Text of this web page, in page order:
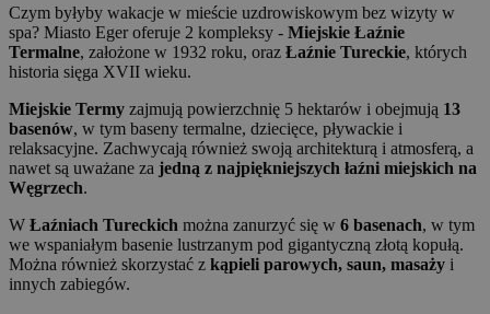
Czym byłyby wakacje w mieście uzdrowiskowym bez wizyty w
spa? Miasto Eger oferuje 2 kompleksy - Miejskie Łaźnie
Termalne, założone w 1932 roku, oraz Łaźnie Tureckie, których
historia sięga XVII wieku.
Miejskie Termy zajmują powierzchnię 5 hektarów i obejmują 13
basenów, w tym baseny termalne, dziecięce, pływackie i
relaksacyjne. Zachwycają również swoją architekturą i atmosferą, a
nawet są uważane za jedną z najpiękniejszych łaźni miejskich na
Węgrzech.
W Łaźniach Tureckich można zanurzyć się w 6 basenach, w tym
we wspaniałym basenie lustrzanym pod gigantyczną złotą kopułą.
Można również skorzystać z kąpieli parowych, saun, masaży i
innych zabiegów.